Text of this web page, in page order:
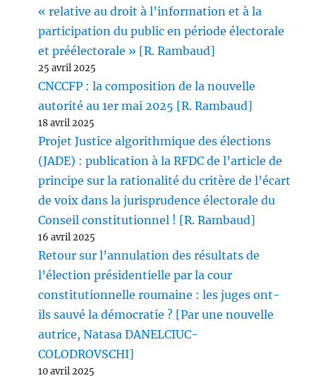
« relative au droit à l’information et à la
participation du public en période électorale
et préélectorale » [R. Rambaud]
25 avril 2025
CNCCFP : la composition de la nouvelle
autorité au 1er mai 2025 [R. Rambaud]
18 avril 2025
Projet Justice algorithmique des élections
(JADE) : publication à la RFDC de l’article de
principe sur la rationalité du critère de l’écart
de voix dans la jurisprudence électorale du
Conseil constitutionnel ! [R. Rambaud]
16 avril 2025
Retour sur l’annulation des résultats de
l’élection présidentielle par la cour
constitutionnelle roumaine : les juges ont-
ils sauvé la démocratie ? [Par une nouvelle
autrice, Natasa DANELCIUC-
COLODROVSCHI]
10 avril 2025